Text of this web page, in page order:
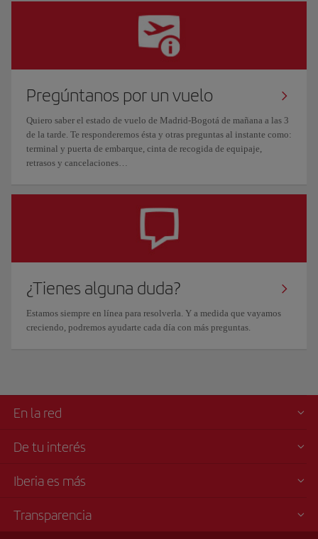
Pregúntanos por un vuelo
Quiero saber el estado de vuelo de Madrid-Bogotá de mañana a las 3
de la tarde. Te responderemos ésta y otras preguntas al instante como:
terminal y puerta de embarque, cinta de recogida de equipaje,
retrasos y cancelaciones…
¿Tienes alguna duda?
Estamos siempre en línea para resolverla. Y a medida que vayamos
creciendo, podremos ayudarte cada día con más preguntas.
En la red
De tu interés
Iberia es más
Transparencia